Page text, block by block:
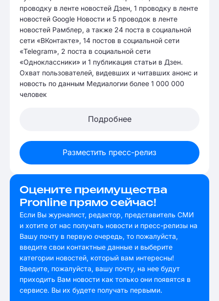
проводку в ленте новостей Дзен, 1 проводку в ленте
новостей Google Новости и 5 проводок в ленте
новостей Рамблер, а также 24 поста в социальной
сети «ВКонтакте», 14 постов в социальной сети
«Telegram», 2 поста в социальной сети
«Одноклассники» и 1 публикация статьи в Дзен.
Охват пользователей, видевших и читавших анонс и
новость по данным Медиалогии более 1 000 000
человек
Подробнее
Разместить пресс-релиз
Оцените преимущества
Pronline прямо сейчас!
Если Вы журналист, редактор, представитель СМИ
и хотите от нас получать новости и пресс-релизы на
Вашу почту в первую очередь, то пожалуйста,
введите свои контактные данные и выберите
категории новостей, который вам интересны!
Введите, пожалуйста, вашу почту, на нее будут
приходить Вам новости как только они появятся в
сервисе. Вы их будете получать первыми.